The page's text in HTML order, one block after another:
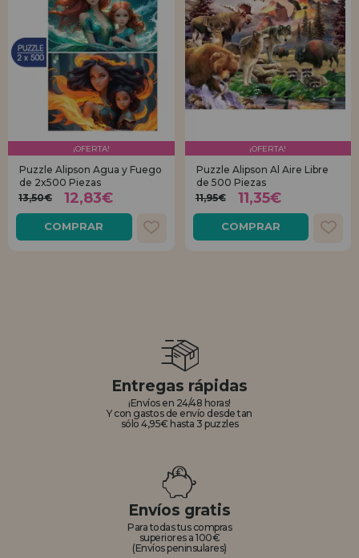
¡OFERTA!
Puzzle Alipson Agua y Fuego
de 2x500 Piezas
13,50€
12,83€
COMPRAR
¡OFERTA!
Puzzle Alipson Al Aire Libre
de 500 Piezas
11,95€
11,35€
COMPRAR
Entregas rápidas
¡Envíos en 24/48 horas!
Y con gastos de envío desde tan
sólo 4,95€ hasta 3 puzzles
Envíos gratis
Para todas tus compras
superiores a 100€
(Envíos peninsulares)